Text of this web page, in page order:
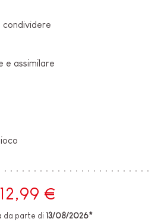
condividere
e assimilare
12,99 €
da parte di 13/08/2026*